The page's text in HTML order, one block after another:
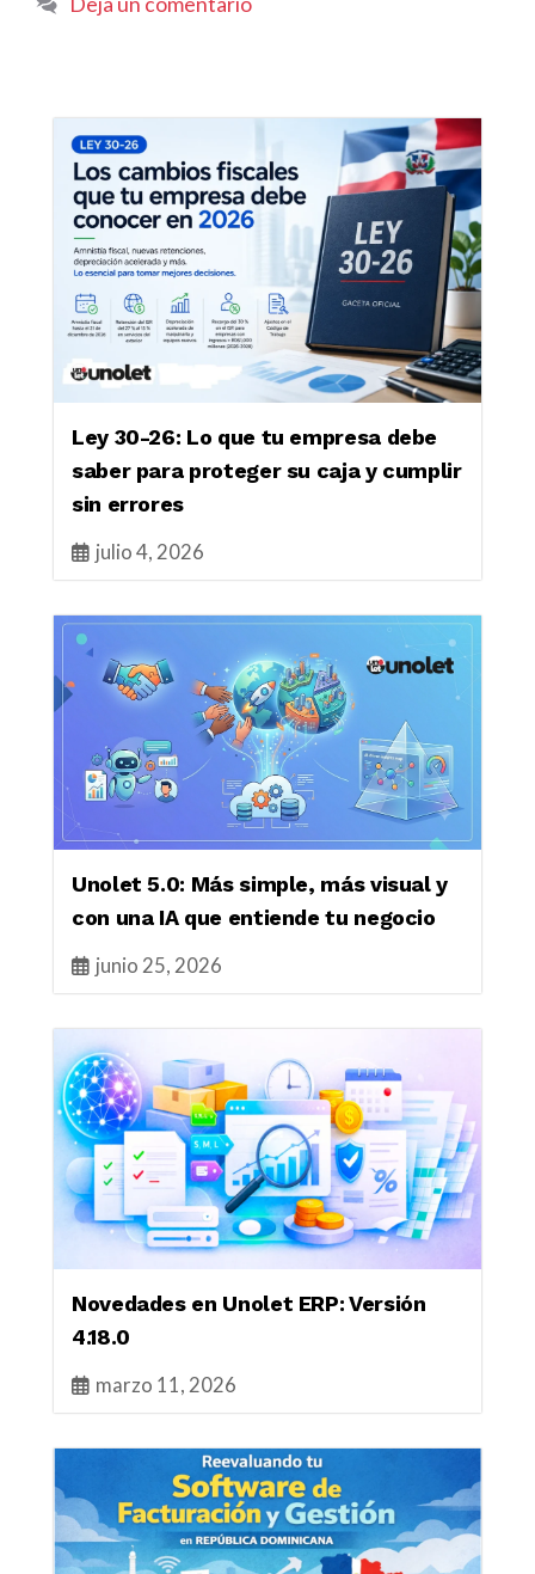
Ley 30-26: Lo que tu empresa debe
saber para proteger su caja y cumplir
sin errores
julio 4, 2026
Unolet 5.0: Más simple, más visual y
con una IA que entiende tu negocio
junio 25, 2026
Novedades en Unolet ERP: Versión
4.18.0
marzo 11, 2026